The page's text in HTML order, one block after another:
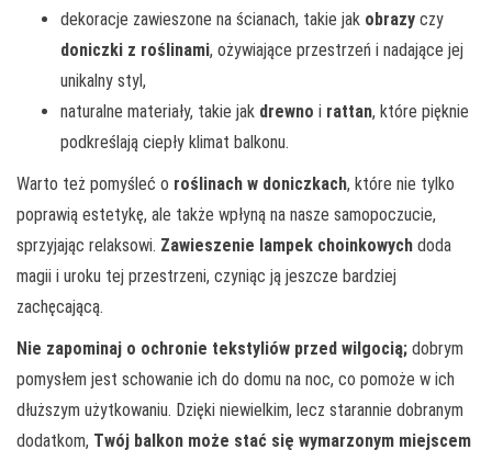
dekoracje zawieszone na ścianach, takie jak obrazy czy
doniczki z roślinami, ożywiające przestrzeń i nadające jej
unikalny styl,
naturalne materiały, takie jak drewno i rattan, które pięknie
podkreślają ciepły klimat balkonu.
Warto też pomyśleć o roślinach w doniczkach, które nie tylko
poprawią estetykę, ale także wpłyną na nasze samopoczucie,
sprzyjając relaksowi. Zawieszenie lampek choinkowych doda
magii i uroku tej przestrzeni, czyniąc ją jeszcze bardziej
zachęcającą.
Nie zapominaj o ochronie tekstyliów przed wilgocią; dobrym
pomysłem jest schowanie ich do domu na noc, co pomoże w ich
dłuższym użytkowaniu. Dzięki niewielkim, lecz starannie dobranym
dodatkom, Twój balkon może stać się wymarzonym miejscem